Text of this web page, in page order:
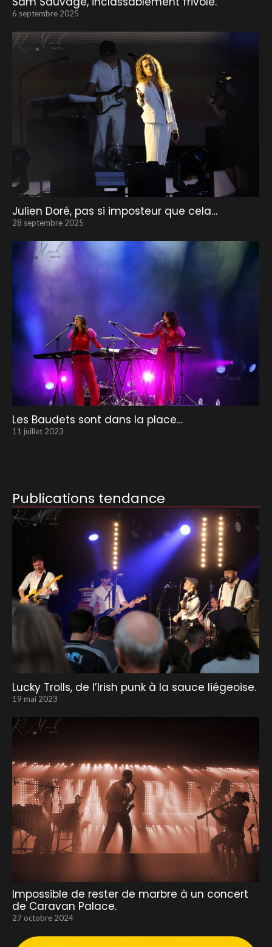
6 septembre 2025
Julien Doré, pas si imposteur que cela…
28 septembre 2025
Les Baudets sont dans la place…
11 juillet 2023
Publications tendance
Lucky Trolls, de l’Irish punk à la sauce liégeoise.
19 mai 2023
Impossible de rester de marbre à un concert
de Caravan Palace.
27 octobre 2024